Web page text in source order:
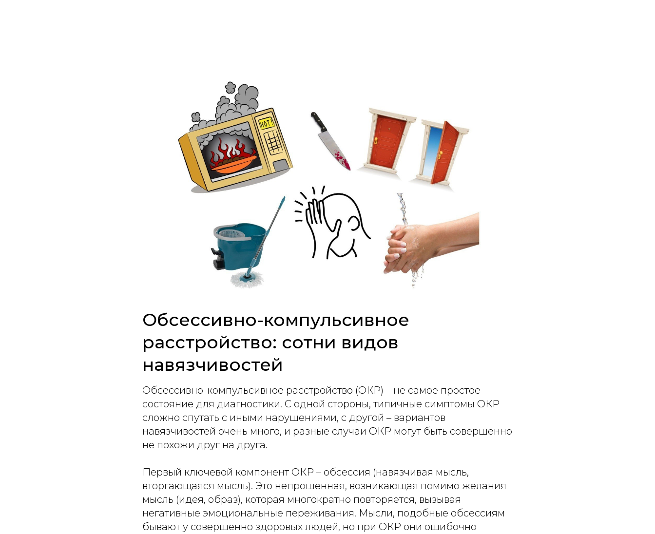
Обсессивно-компульсивное
расстройство: сотни видов
навязчивостей
Обсессивно-компульсивное расстройство (ОКР) – не самое простое
состояние для диагностики. С одной стороны, типичные симптомы ОКР
сложно спутать с иными нарушениями, с другой – вариантов
навязчивостей очень много, и разные случаи ОКР могут быть совершенно
не похожи друг на друга.
Первый ключевой компонент ОКР – обсессия (навязчивая мысль,
вторгающаяся мысль). Это непрошенная, возникающая помимо желания
мысль (идея, образ), которая многократно повторяется, вызывая
негативные эмоциональные переживания. Мысли, подобные обсессиям
бывают у совершенно здоровых людей, но при ОКР они ошибочно